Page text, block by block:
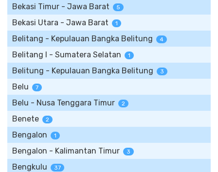
Bekasi Timur - Jawa Barat 5
Bekasi Utara - Jawa Barat 1
Belitang - Kepulauan Bangka Belitung 4
Belitang I - Sumatera Selatan 1
Belitung - Kepulauan Bangka Belitung 3
Belu 7
Belu - Nusa Tenggara Timur 2
Benete 2
Bengalon 1
Bengalon - Kalimantan Timur 3
Bengkulu 37